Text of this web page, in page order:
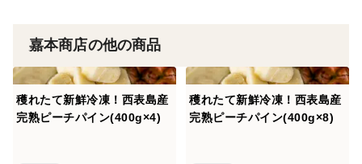
一般的なパイナップルより小ぶりで果肉が白いのが特
徴。
芯まで美味しく召し上がれます。
平均糖度はなんと１５度以上！２０度近い個体もありま
嘉本商店の他の商品
穫れたて新鮮冷凍！西表島産
完熟ピーチパイン(400g×4)
穫れたて新鮮冷凍！西表島産
完熟ピーチパイン(400g×8)